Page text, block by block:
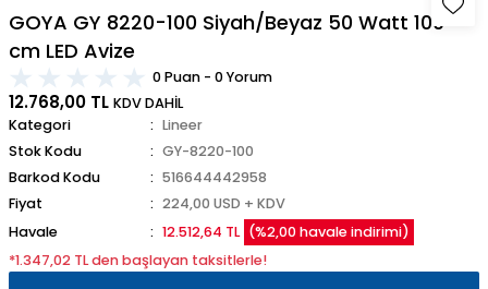
GOYA GY 8220-100 Siyah/Beyaz 50 Watt 100
cm LED Avize
0 Puan - 0 Yorum
12.768,00 TL KDV DAHİL
Kategori
Lineer
Stok Kodu
GY-8220-100
Barkod Kodu
516644442958
Fiyat
224,00 USD + KDV
Havale
12.512,64 TL (%2,00 havale indirimi)
*1.347,02 TL den başlayan taksitlerle!